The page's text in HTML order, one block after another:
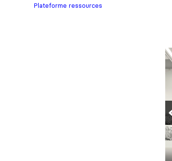
Plateforme ressources